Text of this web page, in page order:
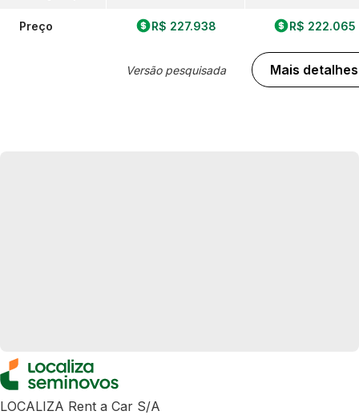
Preço R$ 227.938
Versão pesquisada
R$ 222.065
Mais detalhes
LOCALIZA Rent a Car S/A